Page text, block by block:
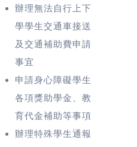
辦理無法自行上下
學學生交通車接送
及交通補助費申請
事宜
申請身心障礙學生
各項獎助學金、教
育代金補助等事項
辦理特殊學生通報